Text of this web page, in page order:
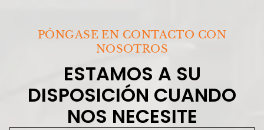
PÓNGASE EN CONTACTO CON
NOSOTROS
ESTAMOS A SU
DISPOSICIÓN CUANDO
NOS NECESITE